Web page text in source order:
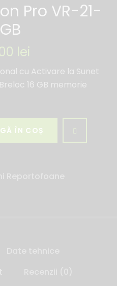
Pro VR-21-
lei
cu Activare la Sunet
16 GB memorie
ÎN COȘ